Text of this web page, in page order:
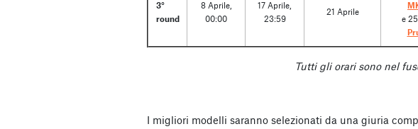
3°
round
8 Aprile,
00:00
17 Aprile,
23:59
21 Aprile
e
Tutti gli orari sono nel
I migliori modelli saranno selezionati da una giuria